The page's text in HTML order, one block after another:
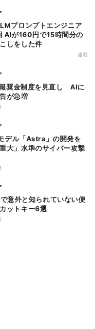
AIが160円で15時間分の
しをした件
連載
奨金制度を見直し AIに
が急増
デル「Astra」の開発を
大」水準のサイバー攻撃
意外と知られていない便
ットキー6選